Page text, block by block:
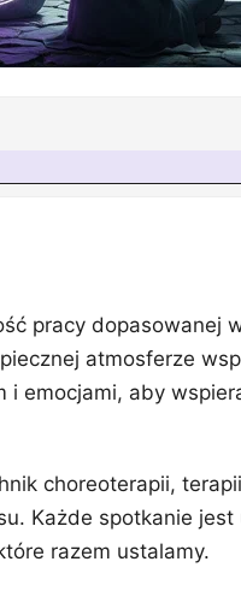
pracy dopasowanej
atmosferze
i emocjami, aby
choreoterapii,
Każde spotkanie
razem ustalamy.